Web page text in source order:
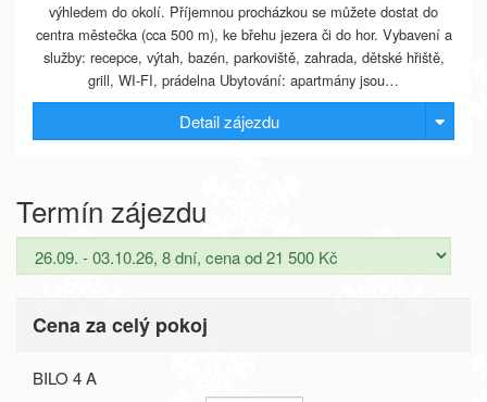
výhledem do okolí. Příjemnou procházkou se můžete dostat do
centra městečka (cca 500 m), ke břehu jezera či do hor. Vybavení a
služby: recepce, výtah, bazén, parkoviště, zahrada, dětské hřiště,
grill, WI-FI, prádelna Ubytování: apartmány jsou…
Detail zájezdu
Termín zájezdu
Cena za celý pokoj
BILO 4 A